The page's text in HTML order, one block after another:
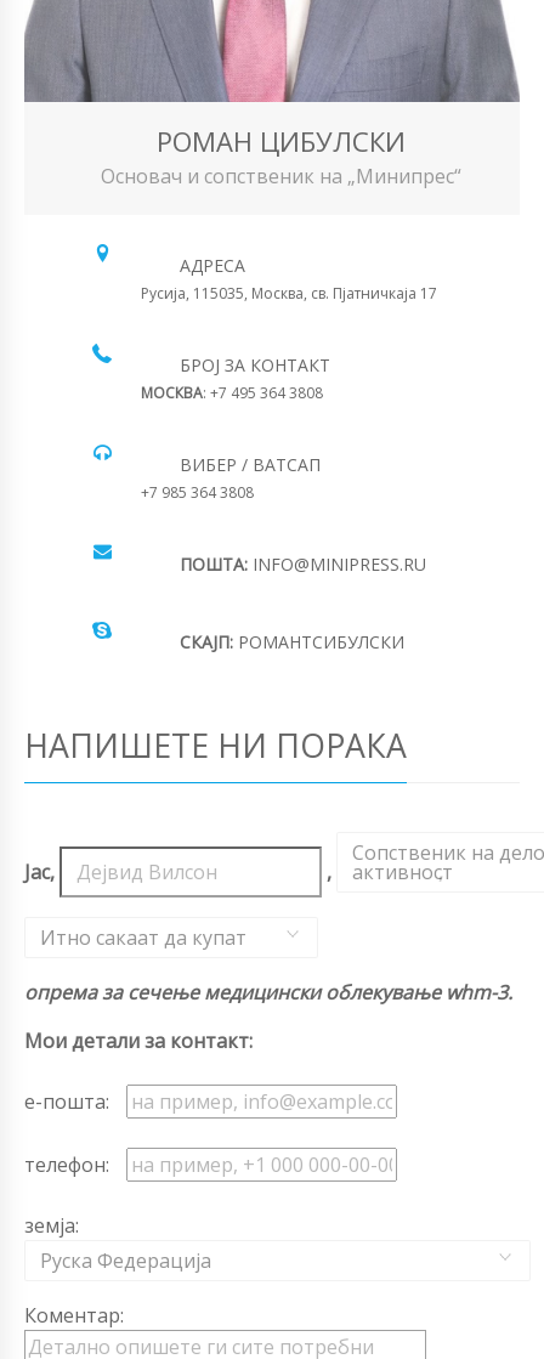
РОМАН ЦИБУЛСКИ
Основач и сопственик на „Минипрес“
АДРЕСА
Русија, 115035, Москва, св. Пјатничкаја 17
БРОЈ ЗА КОНТАКТ
МОСКВА: +7 495 364 3808
ВИБЕР / ВАТСАП
+7 985 364 3808
ПОШТА: INFO@MINIPRESS.RU
СКАЈП: РОМАНТСИБУЛСКИ
НАПИШЕТЕ НИ ПОРАКА
Јас, ,
Сопственик на
активност
,
Итно сакаат да купат
опрема за сечење медицински облекување whm-3.
Мои детали за контакт:
е-пошта:
телефон:
земја:
Руска Федерација
Коментар: